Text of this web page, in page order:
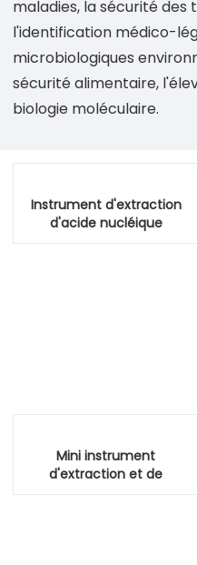
maladies, la sécurité des
l'identification médico-
microbiologiques
sécurité alimentaire,
biologie moléculaire.
Instrument d'extraction
d'acide nucléique
Mini instrument
d'extraction et de
purification d'acide